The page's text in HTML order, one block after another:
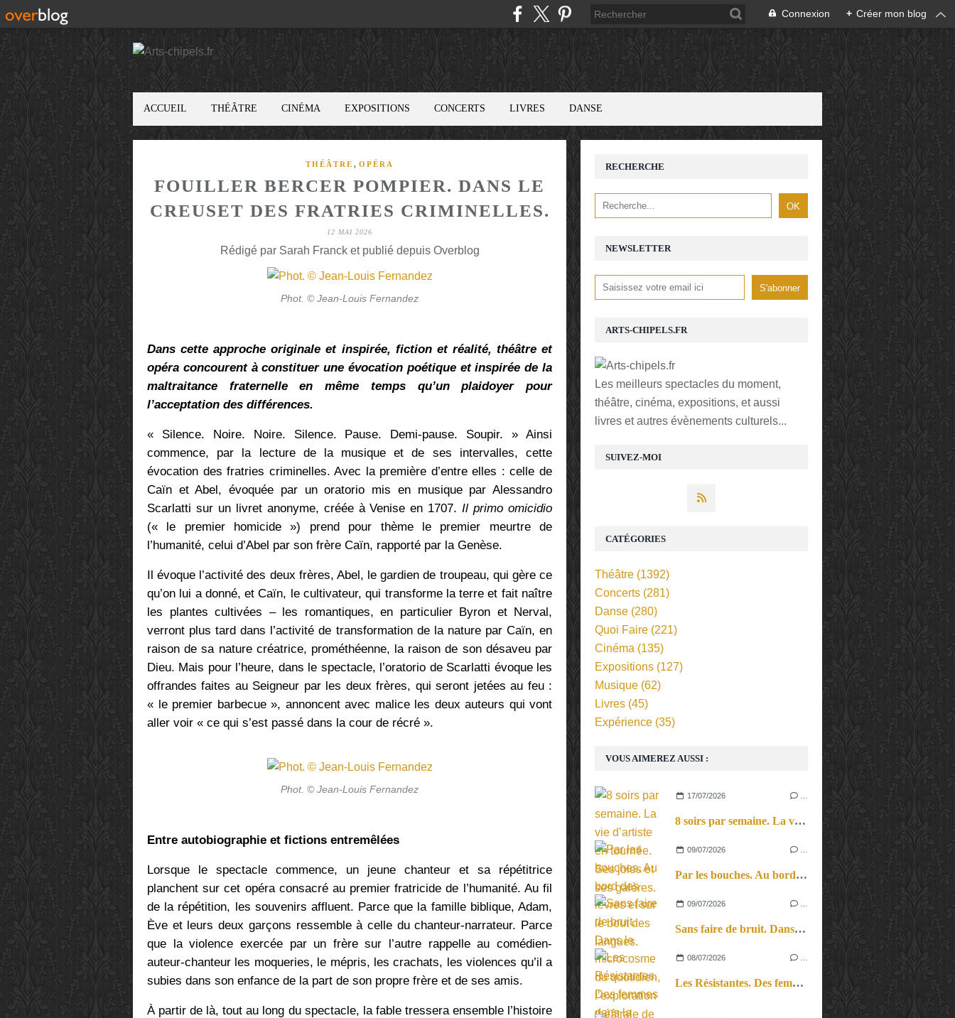
Connexion + Créer mon blog
ACCUEIL THÉÂTRE CINÉMA EXPOSITIONS CONCERTS LIVRES DANSE
THÉÂTRE , OPÉRA
FOUILLER BERCER POMPIER. DANS LE
CREUSET DES FRATRIES CRIMINELLES.
12 MAI 2026
Rédigé par Sarah Franck et publié depuis Overblog
Phot. © Jean-Louis Fernandez
Dans cette approche originale et inspirée, fiction et réalité, théâtre et
opéra concourent à constituer une évocation poétique et inspirée de la
maltraitance fraternelle en même temps qu’un plaidoyer pour
l’acceptation des différences.
« Silence. Noire. Noire. Silence. Pause. Demi-pause. Soupir. » Ainsi
commence, par la lecture de la musique et de ses intervalles, cette
évocation des fratries criminelles. Avec la première d’entre elles : celle de
Caïn et Abel, évoquée par un oratorio mis en musique par Alessandro
Scarlatti sur un livret anonyme, créée à Venise en 1707.Il primo omicidio
(« le premier homicide ») prend pour thème le premier meurtre de
l’humanité, celui d’Abel par son frère Caïn, rapporté par la Genèse.
Il évoque l’activité des deux frères, Abel, le gardien de troupeau, qui gère ce
qu’on lui a donné, et Caïn, le cultivateur, qui transforme la terre et fait naître
les plantes cultivées – les romantiques, en particulier Byron et Nerval,
verront plus tard dans l’activité de transformation de la nature par Caïn, en
raison de sa nature créatrice, prométhéenne, la raison de son désaveu par
Dieu. Mais pour l’heure, dans le spectacle, l’oratorio de Scarlatti évoque les
offrandes faites au Seigneur par les deux frères, qui seront jetées au feu :
« le premier barbecue », annoncent avec malice les deux auteurs qui vont
aller voir « ce qui s’est passé dans la cour de récré ».
Phot. © Jean-Louis Fernandez
Entre autobiographie et fictions entremêlées
Lorsque le spectacle commence, un jeune chanteur et sa répétitrice
planchent sur cet opéra consacré au premier fratricide de l’humanité. Au fil
de la répétition, les souvenirs affluent. Parce que la famille biblique, Adam,
Ève et leurs deux garçons ressemble à celle du chanteur-narrateur. Parce
que la violence exercée par un frère sur l’autre rappelle au comédien-
auteur-chanteur les moqueries, le mépris, les crachats, les violences qu’il a
subies dans son enfance de la part de son propre frère et de ses amis.
À partir de là, tout au long du spectacle, la fable tressera ensemble l’histoire
NEWSLETTER
SUIVEZ-MOI
RECHERCHE
ARTS-CHIPELS.FR
Les meilleurs spectacles du moment,
théâtre, cinéma, expositions, et aussi
livres et autres évènements culturels...
VOUS AIMEREZ AUSSI :
17/07/2026
8 soirs par semaine. La vie d’artiste en tournée. Ses joies et ses galères.
09/07/2026
Par les bouches. Au bord des lèvres et sur le bout des langues.
09/07/2026
Sans faire de bruit. Dans le microcosme du quotidien, l’exploration théâtrale de la perception sonore.
08/07/2026
Les Résistantes. Des femmes dans la guerre. Aussi.
CATÉGORIES
Théâtre (1392)
Concerts (281)
Danse (280)
Quoi Faire (221)
Cinéma (135)
Expositions (127)
Musique (62)
Livres (45)
Expérience (35)